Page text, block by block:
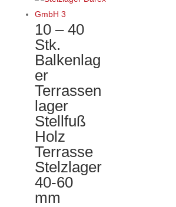
Varianten
auf.
Die
Optionen
können
auf
der
Produktseite
gewählt
werden
10 – 40
Stk.
Balkenlag
er
Terrassen
lager
Stellfuß
Holz
Terrasse
Stelzlager
40-60
mm